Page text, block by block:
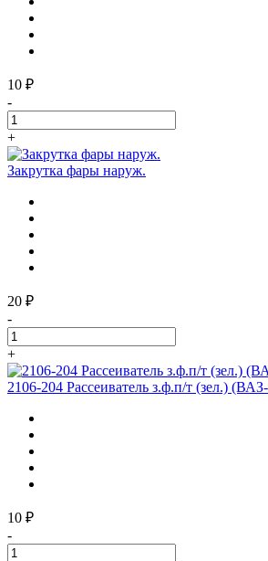
10 ₽
-
+
Закрутка фары наруж.
20 ₽
-
+
2106-204 Рассеиватель з.ф.п/т (зел.)
10 ₽
-